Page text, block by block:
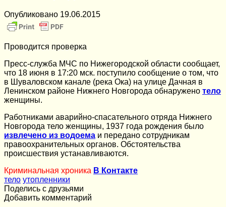
Опубликовано 19.06.2015
Проводится проверка
Пресс-служба МЧС по Нижегородской области сообщает,
что 18 июня в 17:20 мск. поступило сообщение о том, что
в Шуваловском канале (река Ока) на улице Дачная в
Ленинском районе Нижнего Новгорода обнаружено тело
женщины.
Работниками аварийно-спасательного отряда Нижнего
Новгорода тело женщины, 1937 года рождения было
извлечено из водоема и передано сотрудникам
правоохранительных органов. Обстоятельства
происшествия устанавливаются.
Криминальная хроника В Контакте
тело утопленники
Поделись с друзьями
Добавить комментарий